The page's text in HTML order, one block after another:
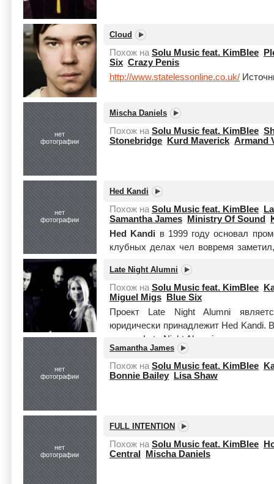
Cloud
Похож на Solu Music feat. KimBlee
Six Crazy Penis
http://www.statelessonline.co.uk/
нет
фотографии
Mischa Daniels
Похож на Solu Music feat. KimBlee
Stonebridge
Kurd Maverick Armand
нет
фотографии
Hed Kandi
Похож на Solu Music feat. KimBlee
Samantha James
Ministry Of Sound
Hed Kandi в 1999 году основал
клубных делах чел вовремя
целиком
Late Night Alumni
Похож на Solu Music feat. KimBlee
Miguel Migs
Blue Six
Проект Late Night Alumni
юридически принадлежит Hed Kandi.
музыки Late Night Alumni отличает
Читать целиком
нет
фотографии
Samantha James
Похож на Solu Music feat. KimBlee
Bonnie Bailey
Lisa Shaw
нет
фотографии
FULL INTENTION
Похож на Solu Music feat. KimBlee
Central
Mischa Daniels